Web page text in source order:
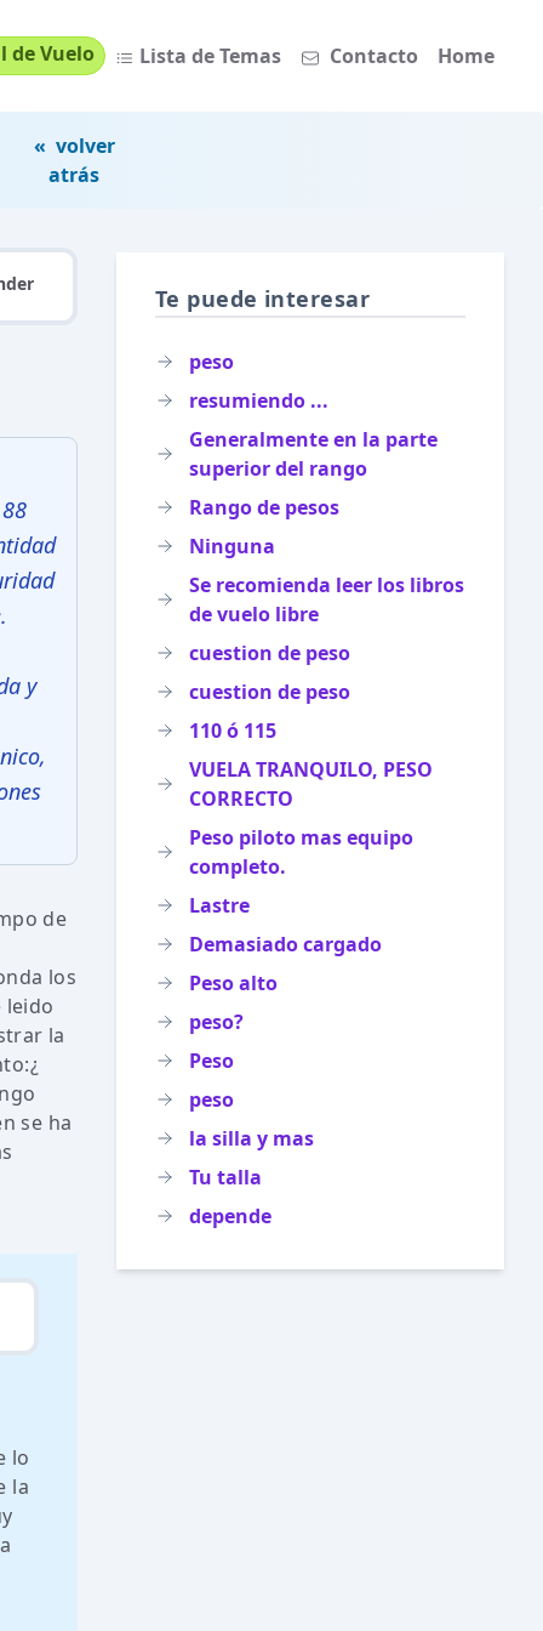
de Vuelo Lista de Temas Contacto Home
« volver
atrás
y
de
los
leido
la
se ha
lo
la
Te puede interesar
peso
resumiendo ...
Generalmente en la parte
superior del rango
Rango de pesos
Ninguna
Se recomienda leer los libros
de vuelo libre
cuestion de peso
cuestion de peso
110 ó 115
VUELA TRANQUILO, PESO
CORRECTO
Peso piloto mas equipo
completo.
Lastre
Demasiado cargado
Peso alto
peso?
Peso
peso
la silla y mas
Tu talla
depende